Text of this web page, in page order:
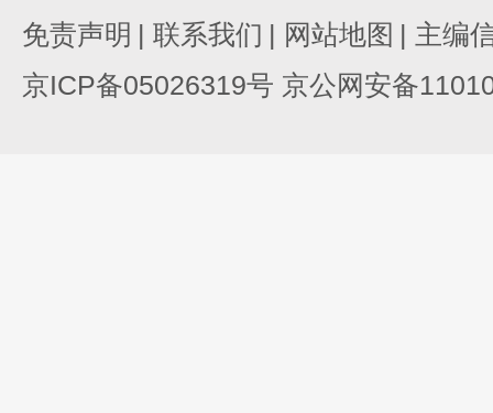
免责声明 | 联系我们 | 网站地图 | 主编
京ICP备05026319号 京公网安备